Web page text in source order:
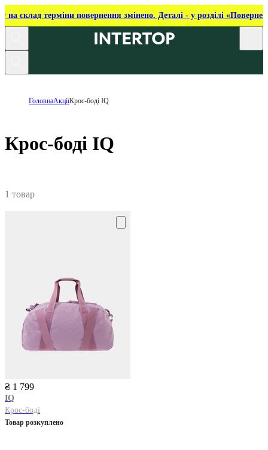
на склад терміни повернення змінено. Деталі - у розділі
ГоловнаАкціїКрос-боді IQ
Крос-боді IQ
1 товар
₴ 1 799
IQ
Крос-боді
Товар розкуплено